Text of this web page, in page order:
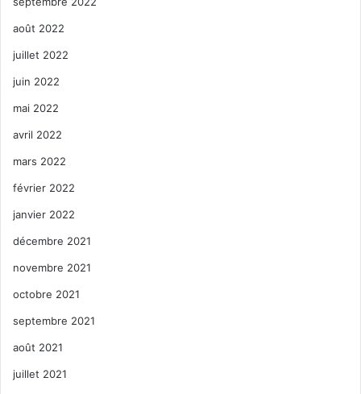
août 2022
juillet 2022
juin 2022
mai 2022
avril 2022
mars 2022
février 2022
janvier 2022
décembre 2021
novembre 2021
octobre 2021
septembre 2021
août 2021
juillet 2021